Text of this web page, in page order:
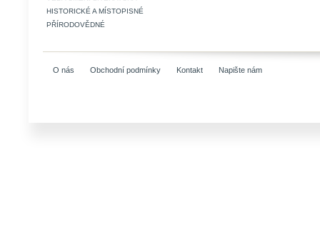
HISTORICKÉ A MÍSTOPISNÉ
PŘÍRODOVĚDNÉ
O nás Obchodní podmínky Kontakt Napište nám